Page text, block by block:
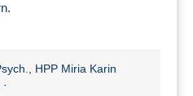
HPP Miria Karin
·